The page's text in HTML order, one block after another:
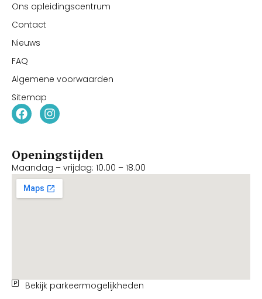
Ons opleidingscentrum
Contact
Nieuws
FAQ
Algemene voorwaarden
Sitemap
Openingstijden
Maandag – vrijdag: 10.00 – 18.00
Bekijk parkeermogelijkheden